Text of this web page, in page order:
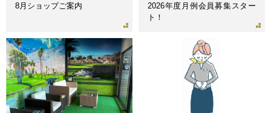
8月ショップご案内
2026年度月例会員募集スター
ト！